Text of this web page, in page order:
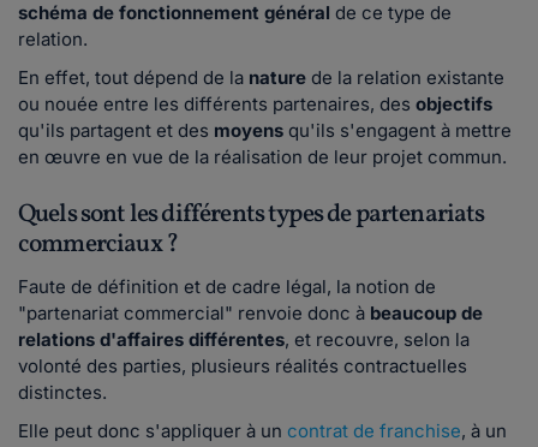
schéma de fonctionnement général de ce type de
relation.
En effet, tout dépend de la nature de la relation existante
ou nouée entre les différents partenaires, des objectifs
qu'ils partagent et des moyens qu'ils s'engagent à mettre
en œuvre en vue de la réalisation de leur projet commun.
Quels sont les différents types de partenariats
commerciaux ?
Faute de définition et de cadre légal, la notion de
"partenariat commercial" renvoie donc à beaucoup de
relations d'affaires différentes, et recouvre, selon la
volonté des parties, plusieurs réalités contractuelles
distinctes.
Elle peut donc s'appliquer à un contrat de franchise, à un